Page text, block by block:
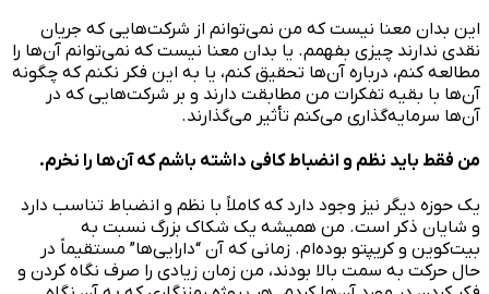
این بدان معنا نیست که من نمی‌توانم از شرکت‌هایی که جریان
نقدی ندارند چیزی بفهمم. یا بدان معنا نیست که نمی‌توانم آن‌ها را
مطالعه کنم، درباره آن‌ها تحقیق کنم، یا به این فکر نکنم که چگونه
آن‌ها با بقیه تفکرات من مطابقت دارند و بر شرکت‌هایی که در
آن‌ها سرمایه‌گذاری می‌کنم تأثیر می‌گذارند.
من فقط باید نظم و انضباط کافی داشته باشم که آن‌ها را نخرم.
یک حوزه دیگر نیز وجود دارد که کاملاً با نظم و انضباط تناسب دارد
و شایان ذکر است. من همیشه یک شکاک بزرگ نسبت به
بیت‌کوین و کریپتو بوده‌ام. زمانی که آن “دارایی‌ها” مستقیماً در
حال حرکت به سمت بالا بودند، من زمان زیادی را صرف نگاه کردن و